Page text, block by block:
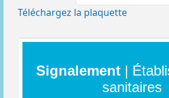
Téléchargez la plaquette
Signalement |
sanitaires